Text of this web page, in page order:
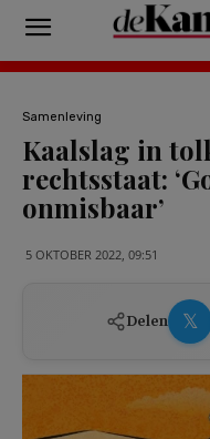
Samenleving
Kaalslag in
rechtsstaat:
onmisbaar’
5 OKTOBER 2022, 09:51
Delen 𝕏